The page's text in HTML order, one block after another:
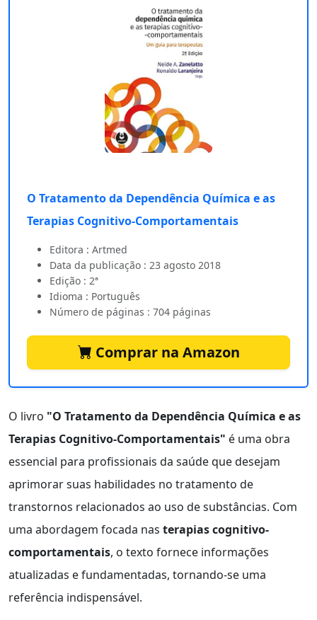
O Tratamento da Dependência Química e as
Terapias Cognitivo-Comportamentais
Editora : Artmed
Data da publicação : 23 agosto 2018
Edição : 2ª
Idioma : Português
Número de páginas : 704 páginas
Comprar na Amazon
O livro "O Tratamento da Dependência Química e as
Terapias Cognitivo-Comportamentais" é uma obra
essencial para profissionais da saúde que desejam
aprimorar suas habilidades no tratamento de
transtornos relacionados ao uso de substâncias. Com
uma abordagem focada nas terapias cognitivo-
comportamentais, o texto fornece informações
atualizadas e fundamentadas, tornando-se uma
referência indispensável.